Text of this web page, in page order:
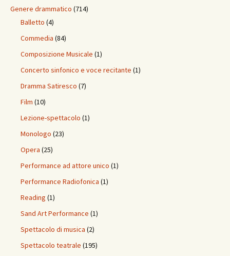
Genere drammatico (714)
Balletto (4)
Commedia (84)
Composizione Musicale (1)
Concerto sinfonico e voce recitante (1)
Dramma Satiresco (7)
Film (10)
Lezione-spettacolo (1)
Monologo (23)
Opera (25)
Performance ad attore unico (1)
Performance Radiofonica (1)
Reading (1)
Sand Art Performance (1)
Spettacolo di musica (2)
Spettacolo teatrale (195)